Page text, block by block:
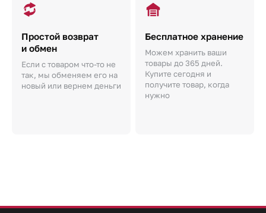
Простой возврат
и обмен
Если с товаром что-то не
так, мы обменяем его на
новый или вернем деньги
Бесплатное хранение
Можем хранить ваши
товары до 365 дней.
Купите сегодня и
получите товар, когда
нужно